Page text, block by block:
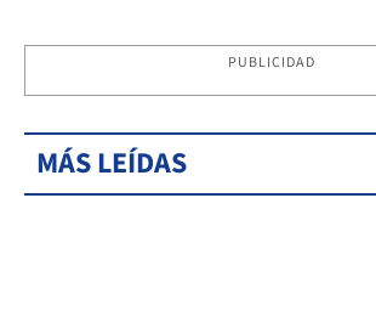
PUBLICIDAD
MÁS LEÍDAS